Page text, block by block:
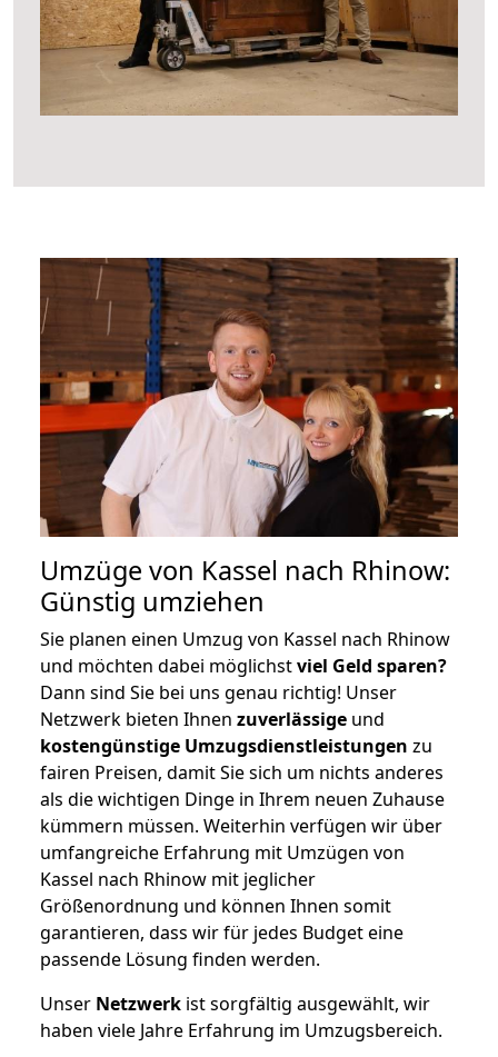
Umzüge von Kassel nach Rhinow:
Günstig umziehen
Sie planen einen Umzug von Kassel nach Rhinow
und möchten dabei möglichstviel Geld sparen?
Dann sind Sie bei uns genau richtig! Unser
Netzwerk bieten Ihnen zuverlässige und
kostengünstige Umzugsdienstleistungen zu
fairen Preisen, damit Sie sich um nichts anderes
als die wichtigen Dinge in Ihrem neuen Zuhause
kümmern müssen. Weiterhin verfügen wir über
umfangreiche Erfahrung mit Umzügen von
Kassel nach Rhinow mit jeglicher
Größenordnung und können Ihnen somit
garantieren, dass wir für jedes Budget eine
passende Lösung finden werden.
Unser Netzwerk ist sorgfältig ausgewählt, wir
haben viele Jahre Erfahrung im Umzugsbereich.